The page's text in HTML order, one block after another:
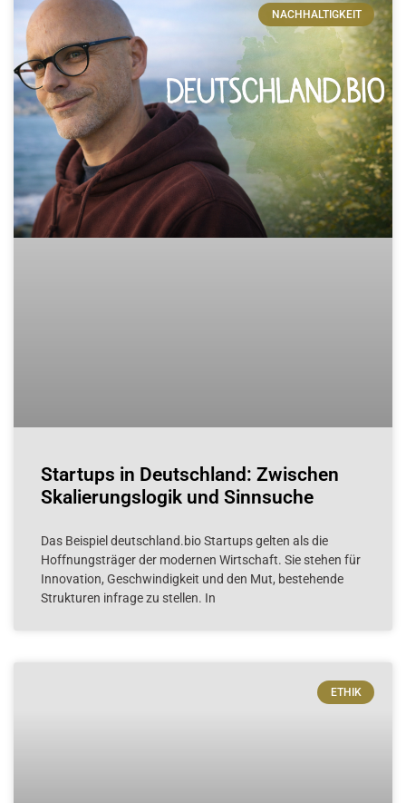
NACHHALTIGKEIT
Startups in Deutschland: Zwischen
Skalierungslogik und Sinnsuche
Das Beispiel deutschland.bio Startups gelten als die
Hoffnungsträger der modernen Wirtschaft. Sie stehen für
Innovation, Geschwindigkeit und den Mut, bestehende
Strukturen infrage zu stellen. In
ETHIK